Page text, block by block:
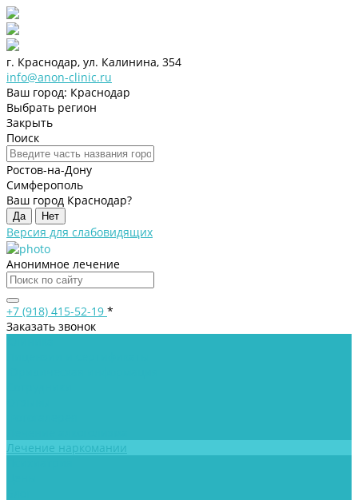
г. Краснодар, ул. Калинина, 354
info@anon-clinic.ru
Ваш город: Краснодар
Выбрать регион
Закрыть
Поиск
Ростов-на-Дону
Симферополь
Ваш город Краснодар?
Да Нет
Версия для слабовидящих
Анонимное лечение
+7 (918) 415-52-19 *
Заказать звонок
Лечение наркомании